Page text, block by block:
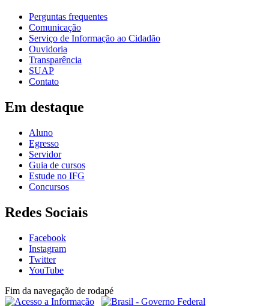
Perguntas frequentes
Comunicação
Serviço de Informação ao Cidadão
Ouvidoria
Transparência
SUAP
Contato
Em destaque
Aluno
Egresso
Servidor
Guia de cursos
Estude no IFG
Concursos
Redes Sociais
Facebook
Instagram
Twitter
YouTube
Fim da navegação de rodapé